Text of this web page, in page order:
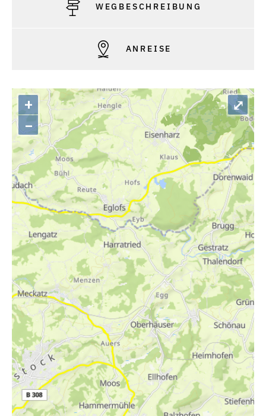
WEGBESCHREIBUNG
ANREISE
+
–
⤢